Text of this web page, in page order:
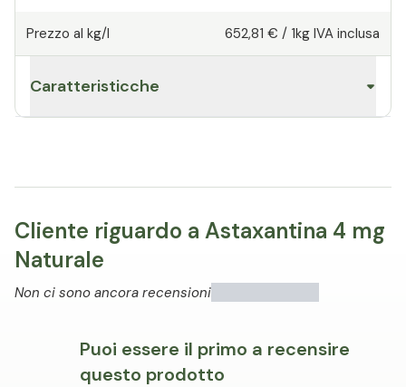
Prezzo al kg/l 652,81 € / 1kg IVA inclusa
Caratteristicche
Cliente riguardo a Astaxantina 4 mg
Naturale
Non ci sono ancora recensioni
Puoi essere il primo a recensire
questo prodotto